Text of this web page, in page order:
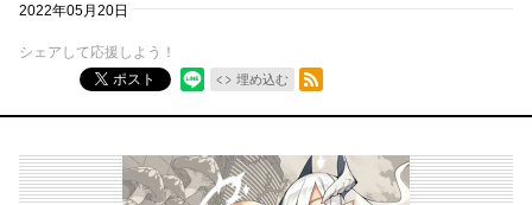
2022年05月20日
シェアして応援しよう！
ポスト
埋め込む
RSSフィード